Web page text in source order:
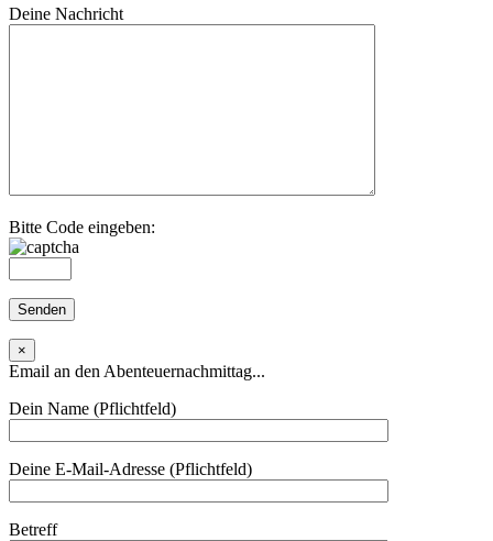
Deine Nachricht
Bitte Code eingeben:
×
Email an den Abenteuernachmittag...
Dein Name (Pflichtfeld)
Deine E-Mail-Adresse (Pflichtfeld)
Betreff